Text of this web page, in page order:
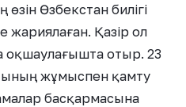
Өзбекстан билігі
жариялаған. Қазір ол
отыр. 23
жұмыспен қамту
басқармасына